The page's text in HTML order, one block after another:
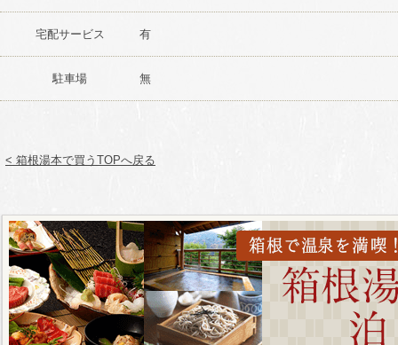
宅配サービス 有
駐車場 無
< 箱根湯本で買うTOPへ戻る